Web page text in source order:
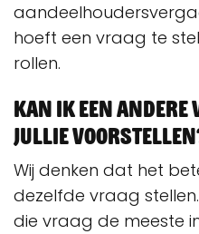
hoeft een vraag te
rollen.
Kan ik een
jullie
Wij denken dat het
dezelfde vraag
die vraag de meeste